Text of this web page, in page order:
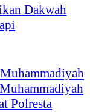
Dakwah
Polresta